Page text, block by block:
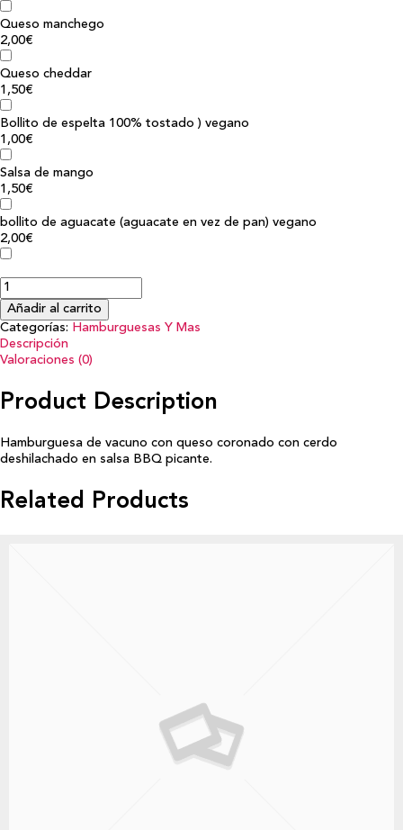
Queso manchego
2,00€
Queso cheddar
1,50€
Bollito de espelta 100% tostado ) vegano
1,00€
Salsa de mango
1,50€
bollito de aguacate (aguacate en vez de pan) vegano
2,00€
Añadir al carrito
Categorías: Hamburguesas Y Mas
Descripción
Valoraciones (0)
Product Description
Hamburguesa de vacuno con queso coronado con cerdo
deshilachado en salsa BBQ picante.
Related Products